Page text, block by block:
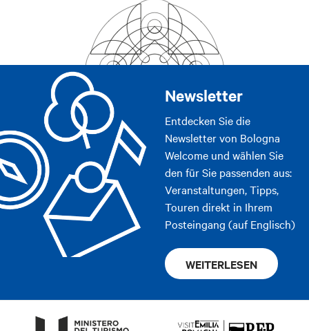
Newsletter
Entdecken Sie die
Newsletter von Bologna
Welcome und wählen Sie
den für Sie passenden aus:
Veranstaltungen, Tipps,
Touren direkt in Ihrem
Posteingang (auf Englisch)
WEITERLESEN